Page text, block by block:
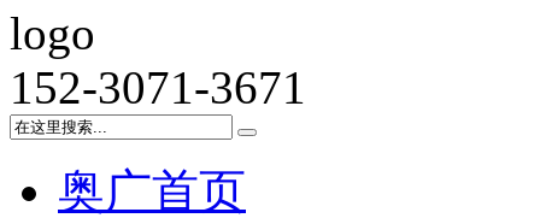
152-3071-3671
奥广首页